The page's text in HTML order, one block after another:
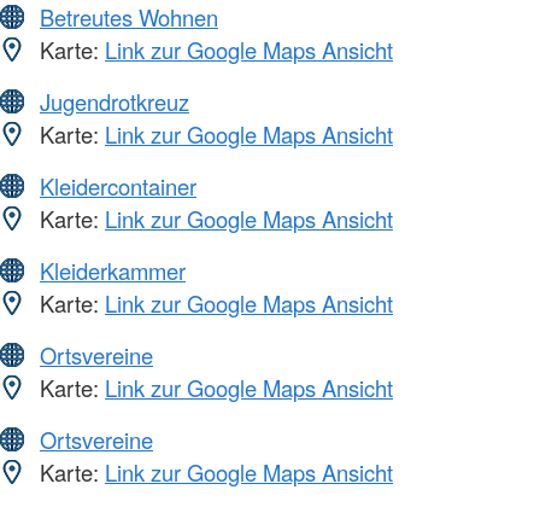
Betreutes Wohnen
Karte: Link zur Google Maps Ansicht
Jugendrotkreuz
Karte: Link zur Google Maps Ansicht
Kleidercontainer
Karte: Link zur Google Maps Ansicht
Kleiderkammer
Karte: Link zur Google Maps Ansicht
Ortsvereine
Karte: Link zur Google Maps Ansicht
Ortsvereine
Karte: Link zur Google Maps Ansicht